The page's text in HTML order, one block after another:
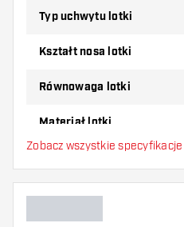
Typ uchwytu lotki
Kształt nosa lotki
Równowaga lotki
Materiał lotki
Gracz w darta
Zobacz wszystkie specyfikacje